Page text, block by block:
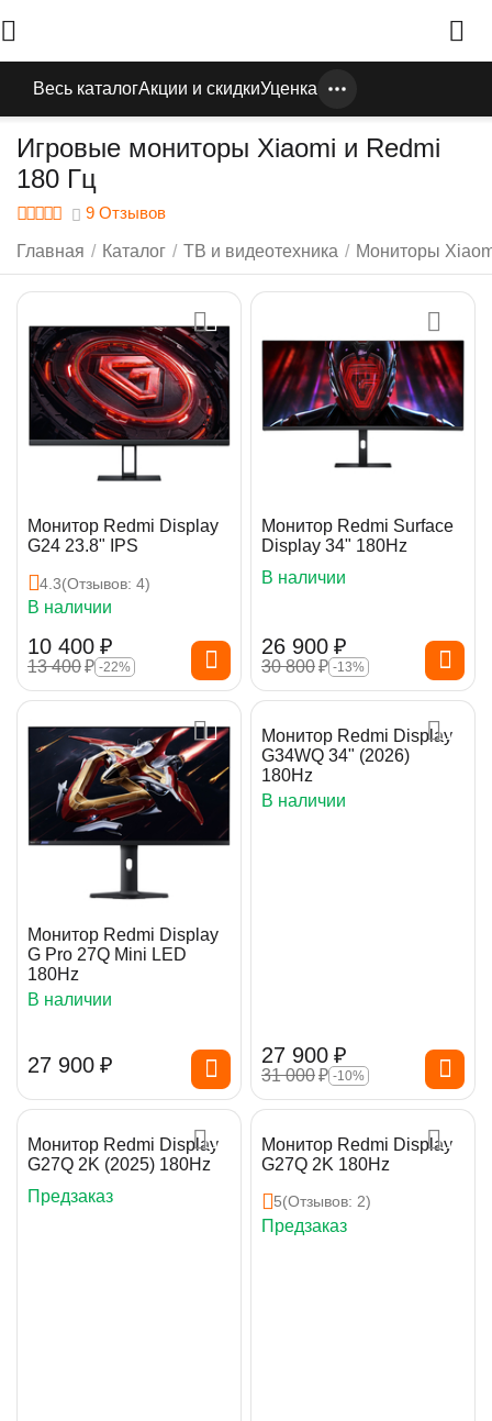
Весь каталогАкции и скидкиУценка
Игровые мониторы Xiaomi и Redmi
180 Гц
9 Отзывов
Главная / Каталог / ТВ и видеотехника / Мониторы
Монитор Redmi Display
G24 23.8" IPS
4.3(Отзывов: 4)
В наличии
10 400 ₽
13 400₽ -22%
Монитор Redmi Surface
Display 34" 180Hz
В наличии
26 900 ₽
30 800₽ -13%
Монитор Redmi Display
G Pro 27Q Mini LED
180Hz
В наличии
27 900 ₽
Монитор Redmi Display
G34WQ 34" (2026)
180Hz
В наличии
27 900 ₽
31 000₽ -10%
Монитор Redmi Display
G27Q 2K (2025) 180Hz
Предзаказ
Монитор Redmi Display
G27Q 2K 180Hz
5(Отзывов: 2)
Предзаказ